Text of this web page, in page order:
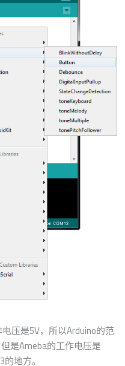
压是5V，所以Arduino的范
是Ameba的工作电压是
地方。